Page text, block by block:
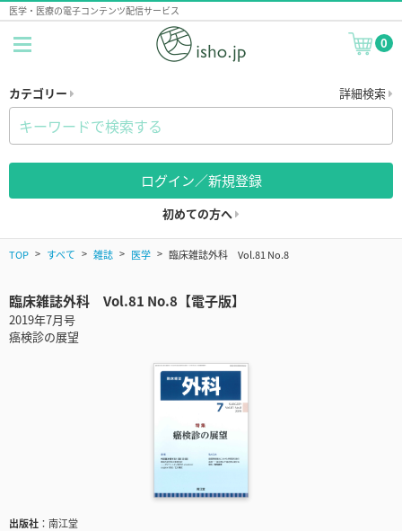
医学・医療の電子コンテンツ配信サービス
0
カテゴリー 詳細検索
ログイン／新規登録
初めての方へ
TOP すべて 雑誌 医学 臨床雑誌外科 Vol.81 No.8
臨床雑誌外科 Vol.81 No.8【電子版】
2019年7月号
癌検診の展望
出版社
南江堂